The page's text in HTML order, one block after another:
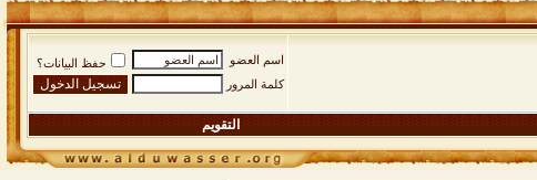
اسم العضو
حفظ البيانات؟
كلمة المرور
التقويم